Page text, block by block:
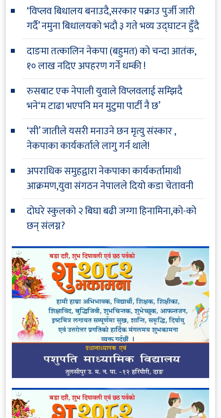
‘विप्लव बिधालय बनाउदै,सरकार पक्राउ पुर्जी जारी
गर्दै’ नमुना बिधालयको भदौ ३ गते भव्य उद्घाटन हुँदै
दाङमा तत्कालिन नेकपा (बहुमत) को चन्दा आतंक,
१० लाख नदिए अपहरण गर्ने धम्की !
रुसबाट एक नेपाली युवाले विप्लवलाई सम्झिदै
भने‘म टाढा भएपनि मन मुटुमा पार्टी नै छ’
‘सी’ जातीले यसरी मनाउने छन मृत्यु संस्कार ,
नेकपाका कार्यकर्ताले लागु गर्न थाले!
अपराधिक समुहद्वारा नेकपाका कार्यकर्तामाथी
आक्रमण,युवा संगठन नेपालले दियो कडा चेतावनी
दोघरे स्कुलको २ बिघा बढी जग्गा हिनामिना,को-को
छन् संलग्न?